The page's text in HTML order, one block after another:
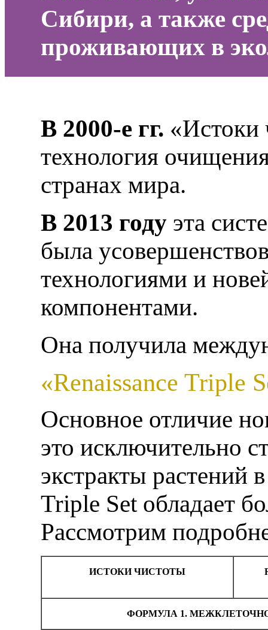
Сибири, а также
проживающих в
В 2000-е гг. «Истоки
технология
странах мира.
В 2013 году эта
была
технологиями и
компонентами.
Она получила
«Renaissance Triple
Основное отличие
это исключительно
экстракты растений
Triple Set обладает
Рассмотрим
ИСТОКИ ЧИСТОТЫ
ФОРМУЛА 1.